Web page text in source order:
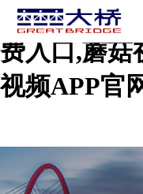
蘑菇短视频
费入口,蘑菇
视频APP官